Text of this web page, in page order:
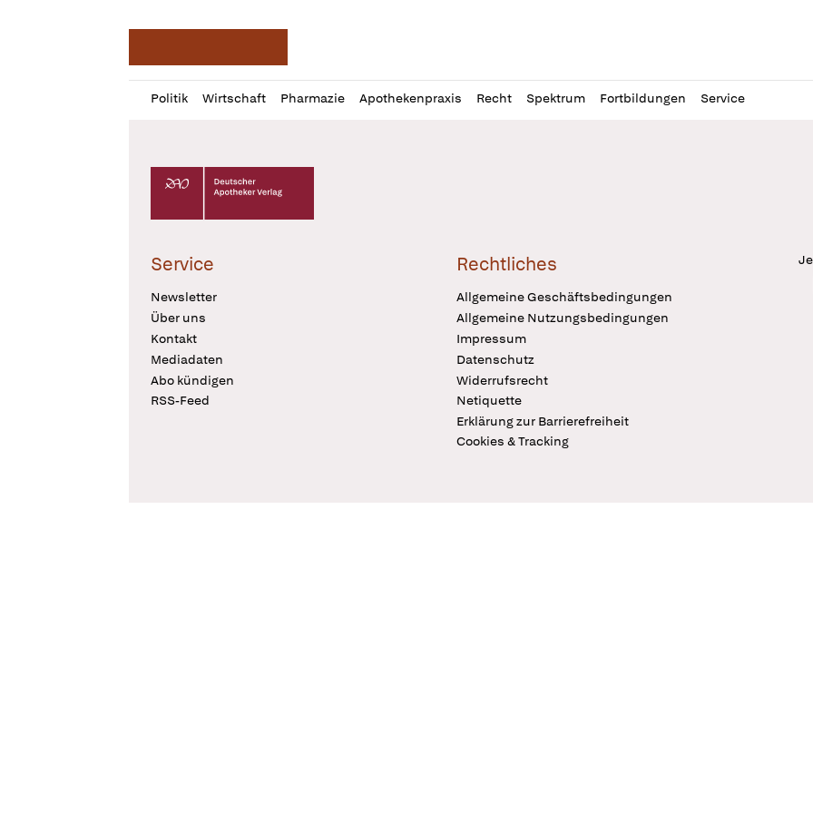
Politik Wirtschaft Pharmazie Apothekenpraxis Recht Spektrum Fortbildungen Service
Profil
öffnen
Daz
Pur
Deutscher Apotheker Verlag Logo
Service
Newsletter
Über uns
Kontakt
Mediadaten
Abo kündigen
RSS-Feed
Rechtliches
Allgemeine Geschäftsbedingungen
Allgemeine Nutzungsbedingungen
Impressum
Datenschutz
Widerrufsrecht
Netiquette
Erklärung zur Barrierefreiheit
Cookies & Tracking